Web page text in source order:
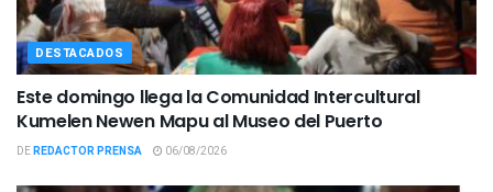
DESTACADOS
Este domingo llega la Comunidad Intercultural
Kumelen Newen Mapu al Museo del Puerto
DEREDACTOR PRENSA 06/08/2026